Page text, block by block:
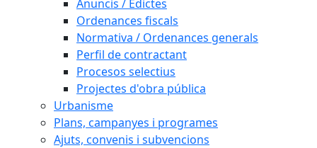
Anuncis / Edictes
Ordenances fiscals
Normativa / Ordenances generals
Perfil de contractant
Procesos selectius
Projectes d'obra pública
Urbanisme
Plans, campanyes i programes
Ajuts, convenis i subvencions